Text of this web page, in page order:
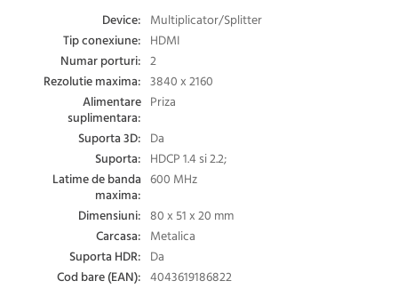
Device: Multiplicator/Splitter
Tip conexiune: HDMI
Numar porturi: 2
Rezolutie maxima: 3840 x 2160
Alimentare
suplimentara:
Priza
Suporta 3D: Da
Suporta: HDCP 1.4 si 2.2;
Latime de banda
maxima:
600 MHz
Dimensiuni: 80 x 51 x 20 mm
Carcasa: Metalica
Suporta HDR: Da
Cod bare (EAN): 4043619186822